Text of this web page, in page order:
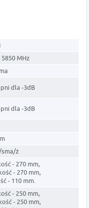
5850 MHz
dla -3dB
dla -3dB
sma/ż
- 270 mm,
- 270 mm,
- 110 mm.
- 250 mm,
- 250 mm,